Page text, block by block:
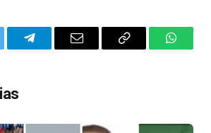
TelegramEmail
Copy